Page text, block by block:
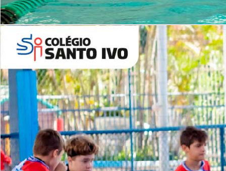
Período Integral | Saiba mais
Lista de vídeos
NOSSOCANAL